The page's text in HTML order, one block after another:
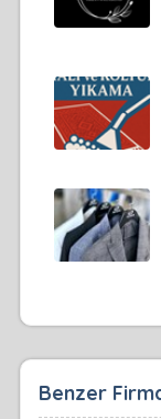
Benzer